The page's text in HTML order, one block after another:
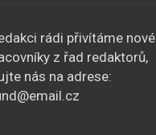
rádi přivítáme nové
z řad redaktorů,
nás na adrese: